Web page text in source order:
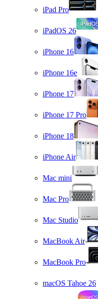
iPad Pro
iPadOS 26
iPhone 16
iPhone 16e
iPhone 17
iPhone 17 Pro
iPhone 18
iPhone Air
Mac mini
Mac Pro
Mac Studio
MacBook Air
MacBook Pro
macOS Tahoe 26